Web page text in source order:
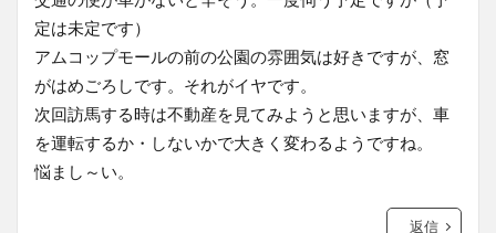
定は未定です）
アムコップモールの前の公園の雰囲気は好きですが、窓
がはめごろしです。それがイヤです。
次回訪馬する時は不動産を見てみようと思いますが、車
を運転するか・しないかで大きく変わるようですね。
悩まし～い。
返信